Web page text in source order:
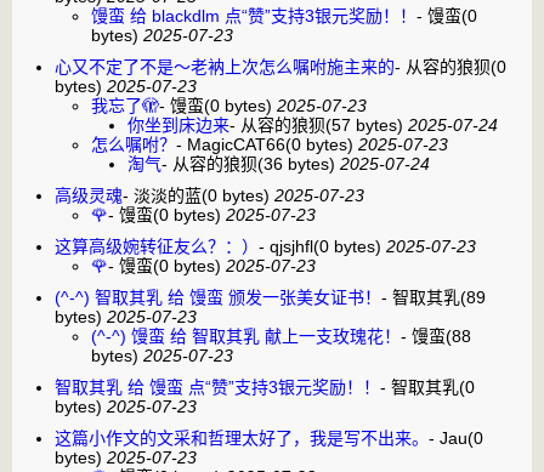
馒蛮 给 blackdlm 点“赞”支持3银元奖励！！ - 馒蛮(0
bytes) 2025-07-23
心又不定了不是～老衲上次怎么嘱咐施主来的- 从容的狼狈(0
bytes) 2025-07-23
我忘了🫣- 馒蛮(0 bytes) 2025-07-23
你坐到床边来- 从容的狼狈(57 bytes) 2025-07-24
怎么嘱咐？ - MagicCAT66(0 bytes) 2025-07-23
淘气- 从容的狼狈(36 bytes) 2025-07-24
高级灵魂- 淡淡的蓝(0 bytes) 2025-07-23
🌹- 馒蛮(0 bytes) 2025-07-23
这算高级婉转征友么？：） - qjsjhfl(0 bytes) 2025-07-23
🌹- 馒蛮(0 bytes) 2025-07-23
(^-^) 智取其乳 给 馒蛮 颁发一张美女证书！ - 智取其乳(89
bytes) 2025-07-23
(^-^) 馒蛮 给 智取其乳 献上一支玫瑰花！ - 馒蛮(88
bytes) 2025-07-23
智取其乳 给 馒蛮 点“赞”支持3银元奖励！！ - 智取其乳(0
bytes) 2025-07-23
这篇小作文的文采和哲理太好了，我是写不出来。 - Jau(0
bytes) 2025-07-23